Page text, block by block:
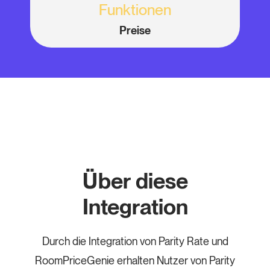
Funktionen
Preise
Über diese
Integration
Durch die Integration von Parity Rate und
RoomPriceGenie erhalten Nutzer von Parity